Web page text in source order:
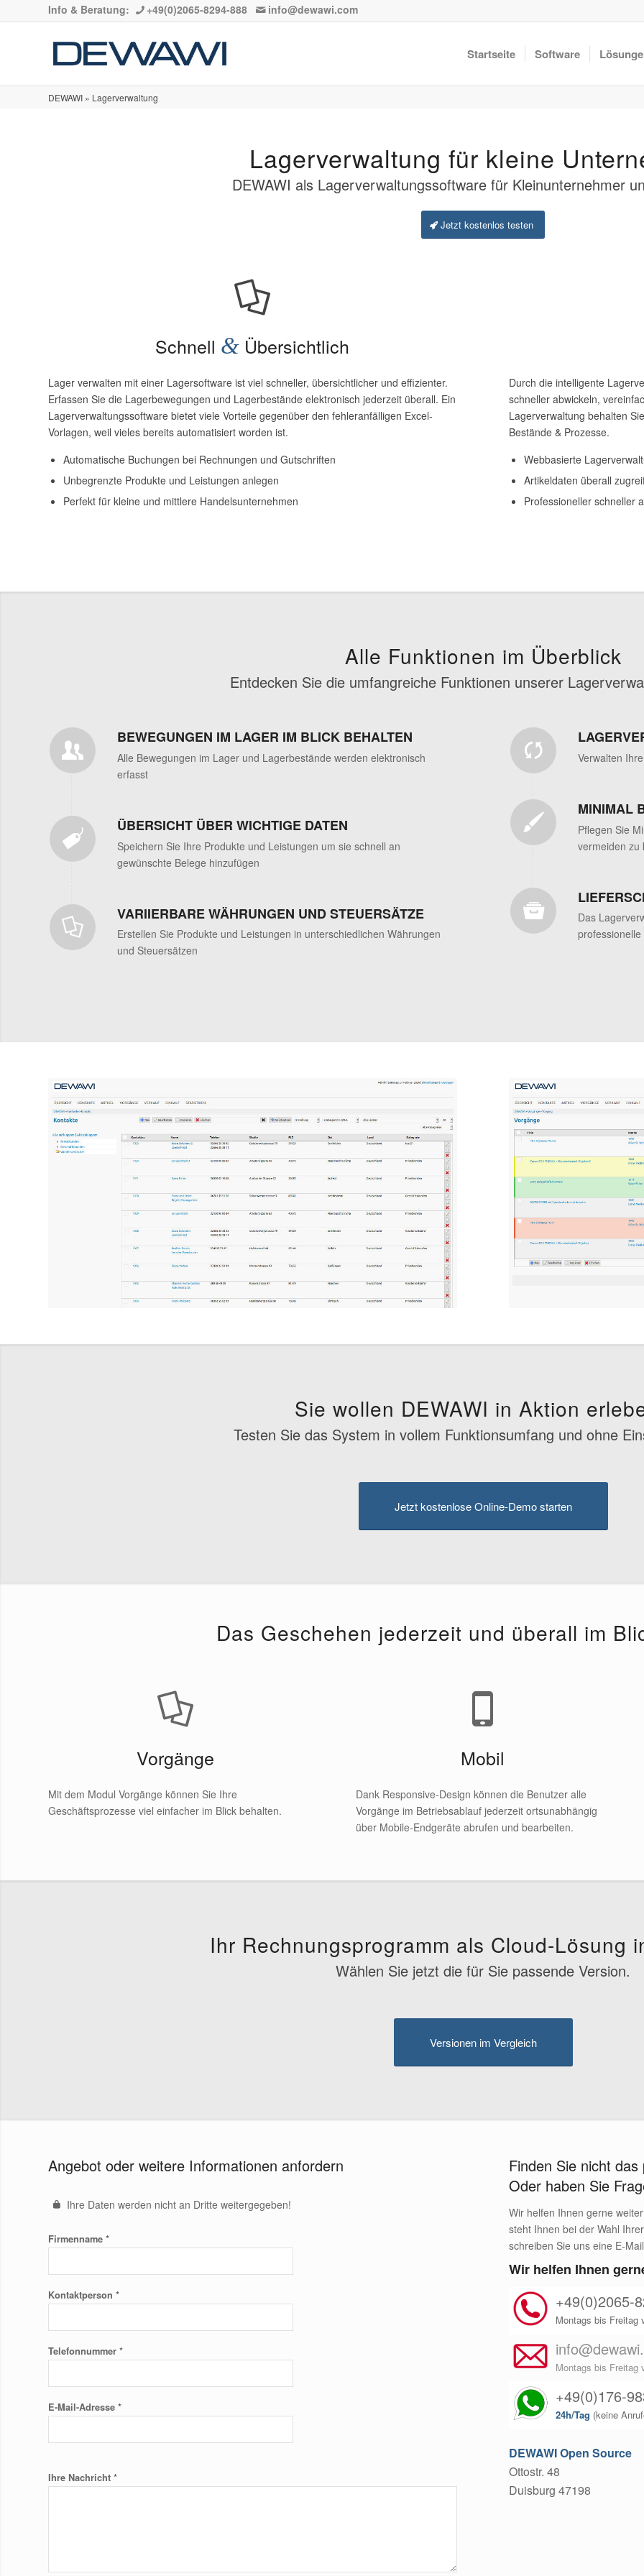
Info & Beratung: +49(0)2065-8294-888 info@dewawi.com
Startseite Software
DEWAWI » Lagerverwaltung
Lagerverwaltung für kleine
DEWAWI als Lagerverwaltungssoftware für Kleinunternehmer
Jetzt kostenlos testen
Schnell & Übersichtlich
Lager verwalten mit einer Lagersoftware ist viel schneller, übersichtlicher und effizienter.
Erfassen Sie die Lagerbewegungen und Lagerbestände elektronisch jederzeit überall. Ein
Lagerverwaltungssoftware bietet viele Vorteile gegenüber den fehleranfälligen Excel-
Vorlagen, weil vieles bereits automatisiert worden ist.
Automatische Buchungen bei Rechnungen und Gutschriften
Unbegrenzte Produkte und Leistungen anlegen
Perfekt für kleine und mittlere Handelsunternehmen
Durch die intelligente
schneller abwickeln,
Lagerverwaltung behalten
Bestände & Prozesse.
Webbasierte
Artikeldaten überall
Professioneller schneller
Alle Funktionen im Überblick
Entdecken Sie die umfangreiche Funktionen unserer
BEWEGUNGEN IM LAGER IM BLICK BEHALTEN
Alle Bewegungen im Lager und Lagerbestände werden elektronisch
erfasst
ÜBERSICHT ÜBER WICHTIGE DATEN
Speichern Sie Ihre Produkte und Leistungen um sie schnell an
gewünschte Belege hinzufügen
VARIIERBARE WÄHRUNGEN UND STEUERSÄTZE
Erstellen Sie Produkte und Leistungen in unterschiedlichen Währungen
und Steuersätzen
Verwalten
MINIMAL
Pflegen Sie
vermeiden zu
Das
Sie wollen DEWAWI in Aktion
Testen Sie das System in vollem Funktionsumfang und ohne
Jetzt kostenlose Online-Demo starten
Das Ge­sche­hen jederzeit und überall im
Vorgänge
Mit dem Modul Vorgänge können Sie Ihre
Geschäftsprozesse viel einfacher im Blick behalten.
Mobil
Dank Responsive-Design können die Benutzer alle
Vorgänge im Betriebsablauf jederzeit ortsunabhängig
über Mobile-Endgeräte abrufen und bearbeiten.
Ihr Rechnungsprogramm als Cloud-Lösung
Wählen Sie jetzt die für Sie passende Version.
Versionen im Vergleich
Angebot oder weitere Informationen anfordern
Ihre Daten werden nicht an Dritte weitergegeben!
Firmenname *
Kontaktperson *
Telefonnummer *
E-Mail-Adresse *
Ihre Nachricht *
Finden Sie nicht
Oder haben Sie
Wir helfen Ihnen gerne
steht Ihnen bei der Wahl
schreiben Sie uns eine E-
Wir helfen Ihnen
+49(0)2065-
Montags bis Freitag
Montags bis Freitag
+49(0)176-
24h/Tag (keine
DEWAWI Open Source
Ottostr. 48
Duisburg 47198